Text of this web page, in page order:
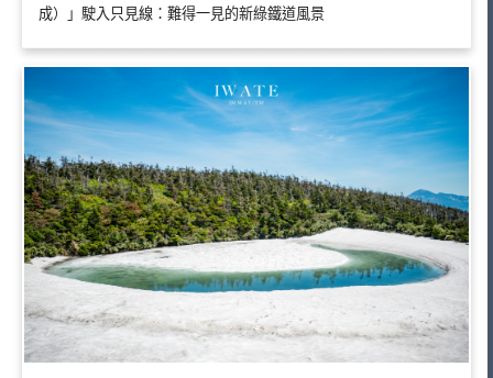
成）」駛入只見線：難得一見的新綠鐵道風景